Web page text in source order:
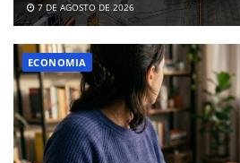
7 DE AGOSTO DE 2026
ECONOMIA